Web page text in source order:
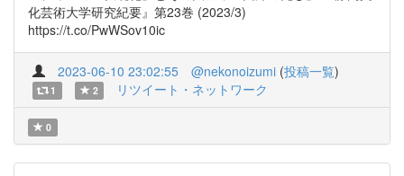
化芸術大学研究紀要』第23巻 (2023/3)
https://t.co/PwWSov10ic
2023-06-10 23:02:55 @nekonoizumi (投稿一覧)
1 2 リツイート・ネットワーク
0